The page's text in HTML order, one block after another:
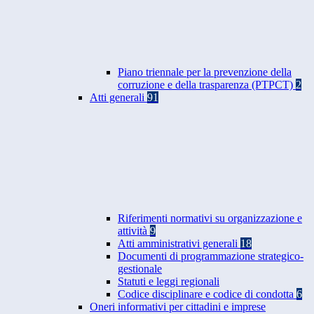
Piano triennale per la prevenzione della
corruzione e della trasparenza (PTPCT) 2
Atti generali 91
Riferimenti normativi su organizzazione e
attività 9
Atti amministrativi generali 18
Documenti di programmazione strategico-
gestionale
Statuti e leggi regionali
Codice disciplinare e codice di condotta 6
Oneri informativi per cittadini e imprese